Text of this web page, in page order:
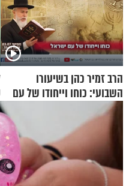
הרב זמיר כהן בשיעורו
השבועי: כוחו וייחודו של עם
ישראל